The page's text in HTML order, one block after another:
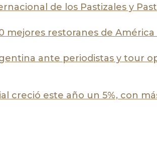
de los Pastizales y
mejores restoranes de
ante periodistas y tour
creció este año un 5%, con